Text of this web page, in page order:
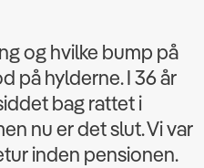
og hvilke bump på
på hylderne. I 36 år
bag rattet i
nu er det slut. Vi var
inden pensionen.